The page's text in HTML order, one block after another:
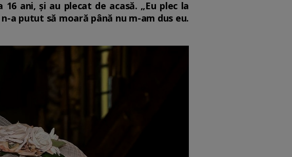
ani, și au plecat de acasă. „Eu plec la
a putut să moară până nu m-am dus eu.